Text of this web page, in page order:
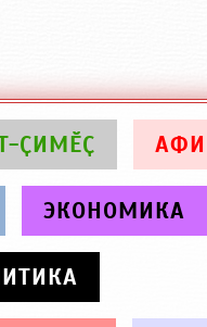
ҪИМӖҪ
ЭКОНОМИКА